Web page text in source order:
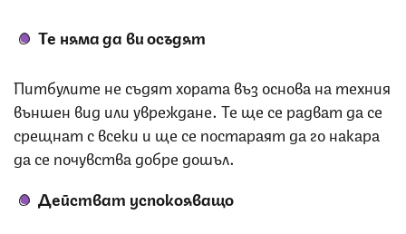
Те няма да ви осъдят
Питбулите не съдят хората въз основа на техния
външен вид или увреждане. Те ще се радват да се
срещнат с всеки и ще се постараят да го накара
да се почувства добре дошъл.
Действат успокояващо